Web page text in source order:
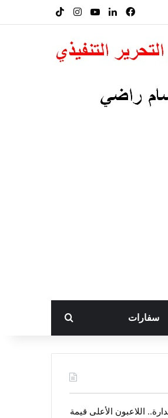
فيسبوكلينكدإن‫YouTube
انستقرام
سفارات بحث عن
اللاعبون الأعلى قيمة